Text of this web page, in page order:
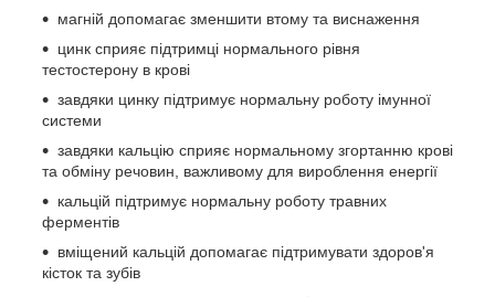
магній допомагає зменшити втому та виснаження
цинк сприяє підтримці нормального рівня
тестостерону в крові
завдяки цинку підтримує нормальну роботу імунної
системи
завдяки кальцію сприяє нормальному згортанню крові
та обміну речовин, важливому для вироблення енергії
кальцій підтримує нормальну роботу травних
ферментів
вміщений кальцій допомагає підтримувати здоров'я
кісток та зубів